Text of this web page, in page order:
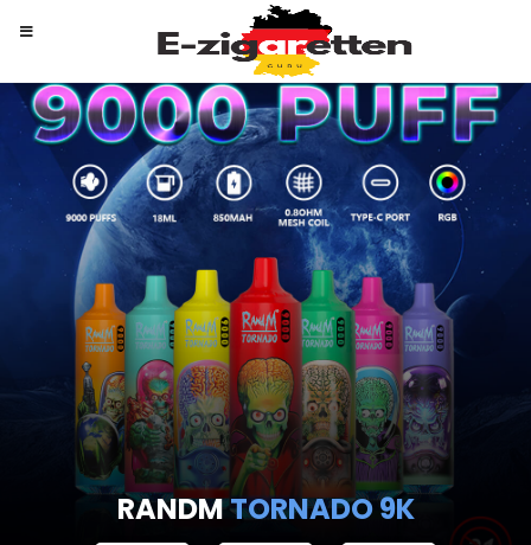
RANDMTORNADO 9K